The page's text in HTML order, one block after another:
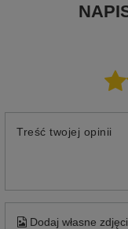
Treść twojej opinii
Dodaj własne